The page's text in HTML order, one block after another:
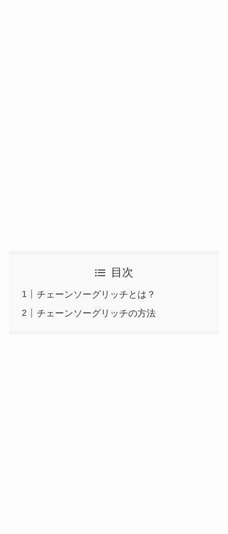
目次
チェーンソーグリッチとは？
チェーンソーグリッチの方法